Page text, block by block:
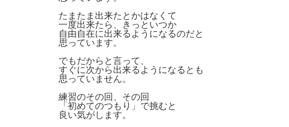
たまたま出来たとかはなくて
一度出来たら、きっといつか
自由自在に出来るようになるのだと
思っています。
でもだからと言って、
すぐに次から出来るようになるとも
思っていません。
練習のその回、その回
「初めてのつもり」で挑むと
良い気がします。